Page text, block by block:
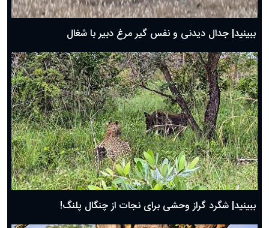
بهترین پیامک تبریک روز پدر ۱۴۰۴؛ جملات زیبا و صمیمانه
ببینید| جدال دیدنی و نفس گیر مرغ دبیر با شغال
ببینید| شگرد گراز وحشی برای نجات از چنگال پلنگ!